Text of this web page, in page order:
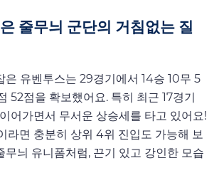
줄무늬 군단의 거침없는 질
은 유벤투스는 29경기에서 14승 10무 5
52점을 확보했어요. 특히 최근 17경기
어가면서 무서운 상승세를 타고 있어요!
라면 충분히 상위 4위 진입도 가능해 보
무늬 유니폼처럼, 끈기 있고 강인한 모습